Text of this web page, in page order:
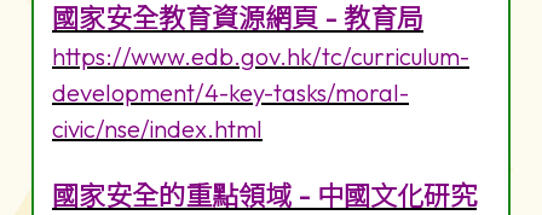
國家安全教育資源網頁 - 教育局
https://www.edb.gov.hk/tc/curriculum-
development/4-key-tasks/moral-
civic/nse/index.html
國家安全的重點領域 - 中國文化研究